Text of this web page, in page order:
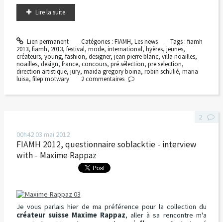
Lire la suite
Lien permanent Catégories : FIAMH, Les news Tags : fiamh
2013, fiamh, 2013, festival, mode, international, hyères, jeunes,
créateurs, young, fashion, designer, jean pierre blanc, villa noailles,
noailles, design, france, concours, pré sélection, pre selection,
direction artistique, jury, maida gregory boina, robin schulié, maria
luisa, filep motwary 2commentaires
00h42 03 mai 2012
FIAMH 2012, questionnaire soblacktie - interview
with - Maxime Rappaz
Je vous parlais hier de ma préférence pour la collection du
créateur suisse Maxime Rappaz, aller à sa rencontre m'a
2